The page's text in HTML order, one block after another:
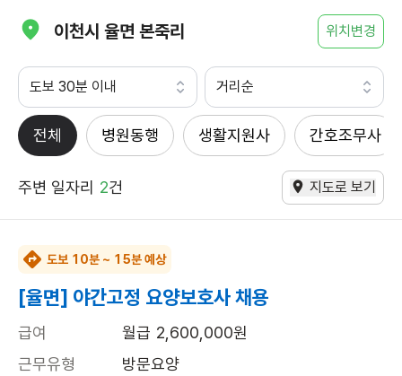
이천시 율면 본죽리 위치변경
도보 30분 이내 거리순
전체 병원동행 생활지원사 간호조무사
주변 일자리 2건 지도로 보기
도보 10분 ~ 15분 예상
[율면] 야간고정 요양보호사 채용
급여
월급 2,600,000원
근무유형
방문요양